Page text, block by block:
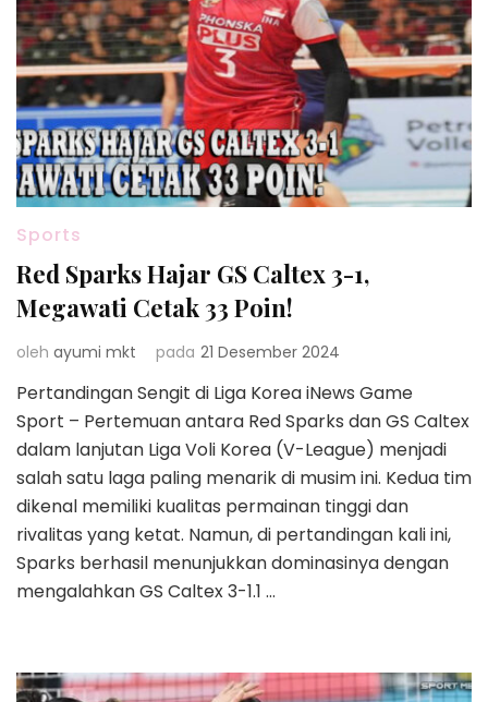
Sports
Red Sparks Hajar GS Caltex 3-1,
Megawati Cetak 33 Poin!
oleh ayumi mkt pada 21 Desember 2024
Pertandingan Sengit di Liga Korea iNews Game
Sport – Pertemuan antara Red Sparks dan GS Caltex
dalam lanjutan Liga Voli Korea (V-League) menjadi
salah satu laga paling menarik di musim ini. Kedua tim
dikenal memiliki kualitas permainan tinggi dan
rivalitas yang ketat. Namun, di pertandingan kali ini,
Sparks berhasil menunjukkan dominasinya dengan
mengalahkan GS Caltex 3-1.1 …